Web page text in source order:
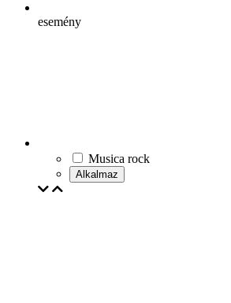
esemény
Musica rock
Alkalmaz